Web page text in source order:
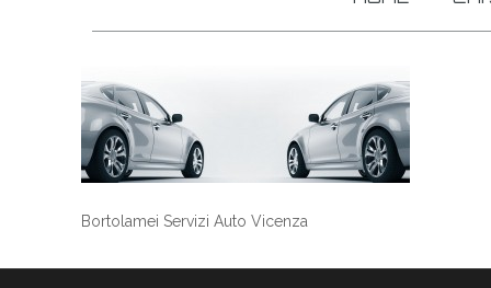
Bortolamei Servizi Auto Vicenza